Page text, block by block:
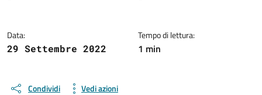
Data:
29 Settembre 2022
Tempo di lettura:
1 min
Condividi Vedi azioni